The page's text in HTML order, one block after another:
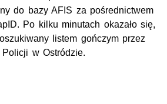
do bazy AFIS za pośrednictwem
Po kilku minutach okazało się,
listem gończym przez
w Ostródzie.